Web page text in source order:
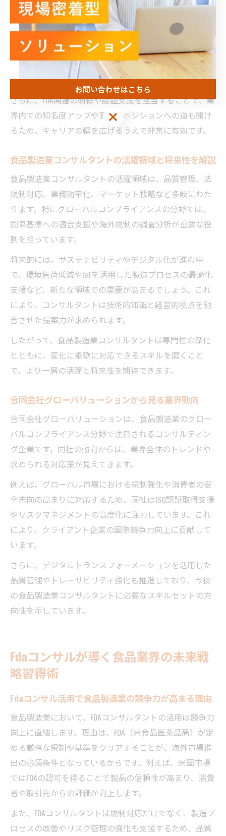
具体的には、FDAの食品安全強化規則（FSMA）対応支援を
通じて、リスク管理やトレーサビリティの高度化を実現
し、クライアント企業の信頼性向上に貢献できます。こ
うした経験は、グローバルコンプライアンスの専門性を
高め、新たなコンサルティング案件獲得の強みとなりま
す。
さらに、FDA関連の研修や認証支援を担当することで、業
界内での知名度アップや高収入ポジションへの道も開け
るため、キャリアの幅を広げるうえで非常に有効です。
食品製造業コンサルタントの活躍領域と将来性を解説
食品製造業コンサルタントの活躍領域は、品質管理、法
規制対応、業務効率化、マーケット戦略など多岐にわた
ります。特にグローバルコンプライアンスの分野では、
国際基準への適合支援や海外規制の調査分析が重要な役
割を担っています。
将来的には、サステナビリティやデジタル化が進む中
で、環境負荷低減やIoTを活用した製造プロセスの最適化
支援など、新たな領域での需要が高まるでしょう。これ
により、コンサルタントは技術的知識と経営的視点を融
合させた提案力が求められます。
したがって、食品製造業コンサルタントは専門性の深化
とともに、変化に柔軟に対応できるスキルを磨くこと
で、より一層の活躍と将来性を期待できます。
合同会社グローバリューションから見る業界動向
合同会社グローバリューションは、食品製造業のグロー
バルコンプライアンス分野で注目されるコンサルティン
グ企業です。同社の動向からは、業界全体のトレンドや
求められる対応策が見えてきます。
例えば、グローバル市場における規制強化や消費者の安
全志向の高まりに対応するため、同社はISO認証取得支援
やリスクマネジメントの高度化に注力しています。これ
により、クライアント企業の国際競争力向上に貢献して
います。
さらに、デジタルトランスフォーメーションを活用した
品質管理やトレーサビリティ強化も推進しており、今後
の食品製造業コンサルタントに必要なスキルセットの方
向性を示しています。
Fdaコンサルが導く食品業界の未来戦
略習得術
Fdaコンサル活用で食品製造業の競争力が高まる理由
食品製造業において、FDAコンサルタントの活用は競争力
向上に直結します。理由は、FDA（米食品医薬品局）が定
める厳格な規制や基準をクリアすることが、海外市場進
出の必須条件となっているからです。例えば、米国市場
ではFDAの認可を得ることで製品の信頼性が高まり、消費
者や取引先からの評価が向上します。
また、FDAコンサルタントは規制対応だけでなく、製造プ
ロセスの改善やリスク管理の強化も支援するため、品質
お問い合わせはこちら
お問い合わせはこちら